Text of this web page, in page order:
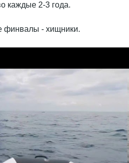
каждые 2-3 года.